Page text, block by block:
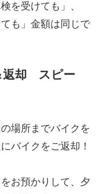
を受けても」、
も」金額は同じで
返却 スピー
場所までバイクを
バイクをご返却！
お預かりして、夕